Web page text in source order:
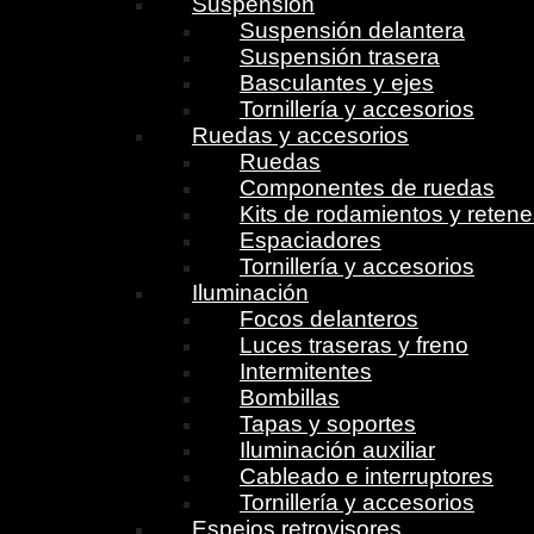
Suspensión delantera
Suspensión trasera
Basculantes y ejes
Tornillería y accesorios
Ruedas y accesorios
Ruedas
Componentes de ruedas
Kits de rodamientos y
Espaciadores
Tornillería y accesorios
Iluminación
Focos delanteros
Luces traseras y freno
Intermitentes
Bombillas
Tapas y soportes
Iluminación auxiliar
Cableado e interruptores
Tornillería y accesorios
Espejos retrovisores